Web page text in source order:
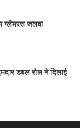
ग्लैमरस जलवा
डबल रोल ने दिलाई